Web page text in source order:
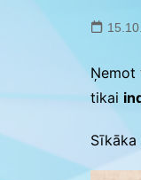
Ņemot
tikai
Sīkāka